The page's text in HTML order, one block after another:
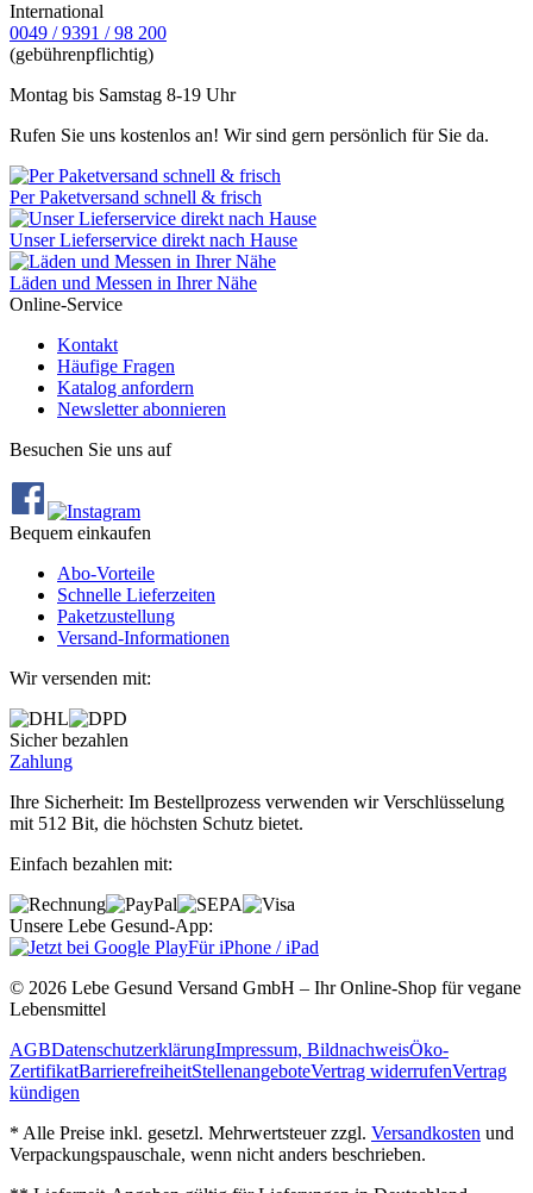
International
0049 / 9391 / 98 200
(gebührenpflichtig)
Montag bis Samstag 8-19 Uhr
Rufen Sie uns kostenlos an! Wir sind gern persönlich für Sie da.
Per Paketversand schnell & frisch
Unser Lieferservice direkt nach Hause
Läden und Messen in Ihrer Nähe
Online-Service
Kontakt
Häufige Fragen
Katalog anfordern
Newsletter abonnieren
Besuchen Sie uns auf
Bequem einkaufen
Abo‐Vorteile
Schnelle Lieferzeiten
Paketzustellung
Versand‐Informationen
Wir versenden mit:
Sicher bezahlen
Zahlung
Ihre Sicherheit: Im Bestellprozess verwenden wir Verschlüsselung
mit 512 Bit, die höchsten Schutz bietet.
Einfach bezahlen mit:
Unsere Lebe Gesund-App:
Für iPhone / iPad
© 2026 Lebe Gesund Versand GmbH – Ihr Online‐Shop für vegane
Lebensmittel
AGBDatenschutzerklärungImpressum, BildnachweisÖko‐
ZertifikatBarrierefreiheitStellenangeboteVertrag widerrufenVertrag
kündigen
* Alle Preise inkl. gesetzl. Mehrwertsteuer zzgl. Versandkosten und
Verpackungspauschale, wenn nicht anders beschrieben.